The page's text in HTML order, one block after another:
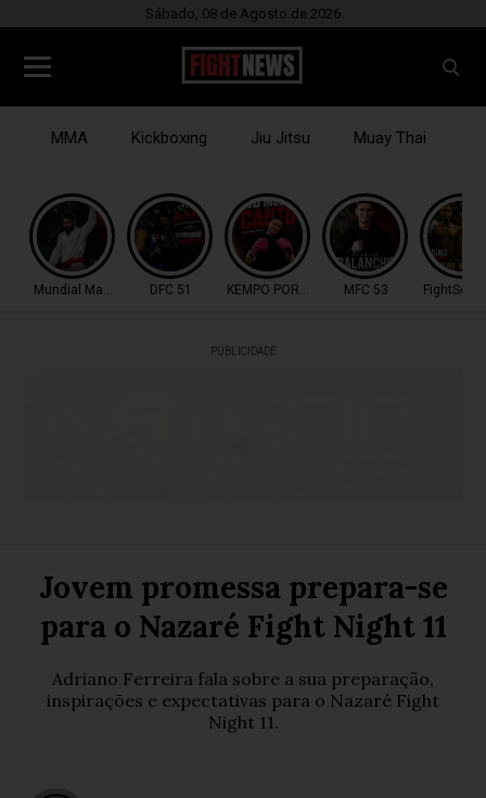
Sábado, 08 de Agosto de 2026
MMA Kickboxing Jiu Jitsu Muay Thai
Mundial Master IBJJFDFC 51 KEMPO PORTUGAL MFC 53
PUBLICIDADE
Jovem promessa prepara-se
para o Nazaré Fight Night 11
Adriano Ferreira fala sobre a sua preparação,
inspirações e expectativas para o Nazaré Fight
Night 11.